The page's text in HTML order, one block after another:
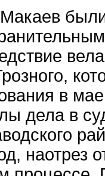
в
дела в
наотрез